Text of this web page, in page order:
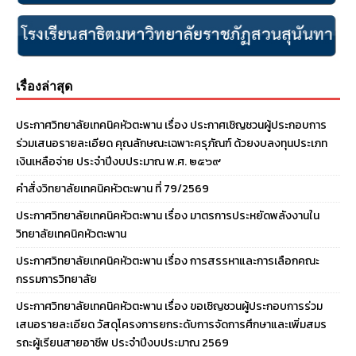
เรื่องล่าสุด
ประกาศวิทยาลัยเทคนิคหัวตะพาน เรื่อง ประกาศเชิญชวนผู้ประกอบการ
ร่วมเสนอรายละเอียด คุณลักษณะเฉพาะครุภัณฑ์ ด้วยงบลงทุนประเภท
เงินเหลือจ่าย ประจําปีงบประมาณ พ.ศ. ๒๕๖๙
คำสั่งวิทยาลัยเทคนิคหัวตะพาน ที่ 79/2569
ประกาศวิทยาลัยเทคนิคหัวตะพาน เรื่อง มาตรการประหยัดพลังงานใน
วิทยาลัยเทคนิคหัวตะพาน
ประกาศวิทยาลัยเทคนิคหัวตะพาน เรื่อง การสรรหาและการเลือกคณะ
กรรมการวิทยาลัย
ประกาศวิทยาลัยเทคนิคหัวตะพาน เรื่อง ขอเชิญชวนผู้ประกอบการร่วม
เสนอรายละเอียด วัสดุโครงการยกระดับการจัดการศึกษาและเพิ่มสมร
รถะผู้เรียนสายอาชีพ ประจำปีงบประมาณ 2569